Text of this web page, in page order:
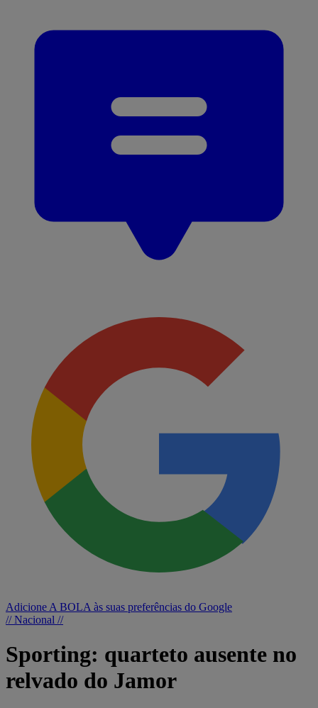
Adicione A BOLA às suas preferências do Google
// Nacional //
Sporting: quarteto ausente no
relvado do Jamor